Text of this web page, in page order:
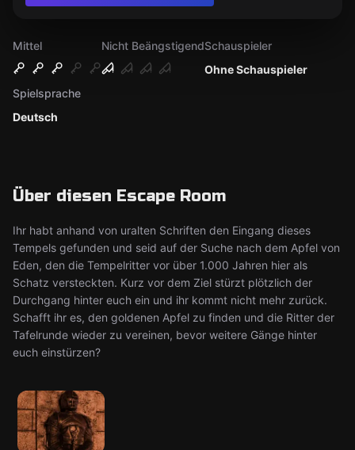
Mittel
Nicht Beängstigend
Ohne Schauspieler
Schauspieler
Deutsch
Spielsprache
Über diesen Escape Room
Ihr habt anhand von uralten Schriften den Eingang dieses
Tempels gefunden und seid auf der Suche nach dem Apfel von
Eden, den die Tempelritter vor über 1.000 Jahren hier als
Schatz versteckten. Kurz vor dem Ziel stürzt plötzlich der
Durchgang hinter euch ein und ihr kommt nicht mehr zurück.
Schafft ihr es, den goldenen Apfel zu finden und die Ritter der
Tafelrunde wieder zu vereinen, bevor weitere Gänge hinter
euch einstürzen?